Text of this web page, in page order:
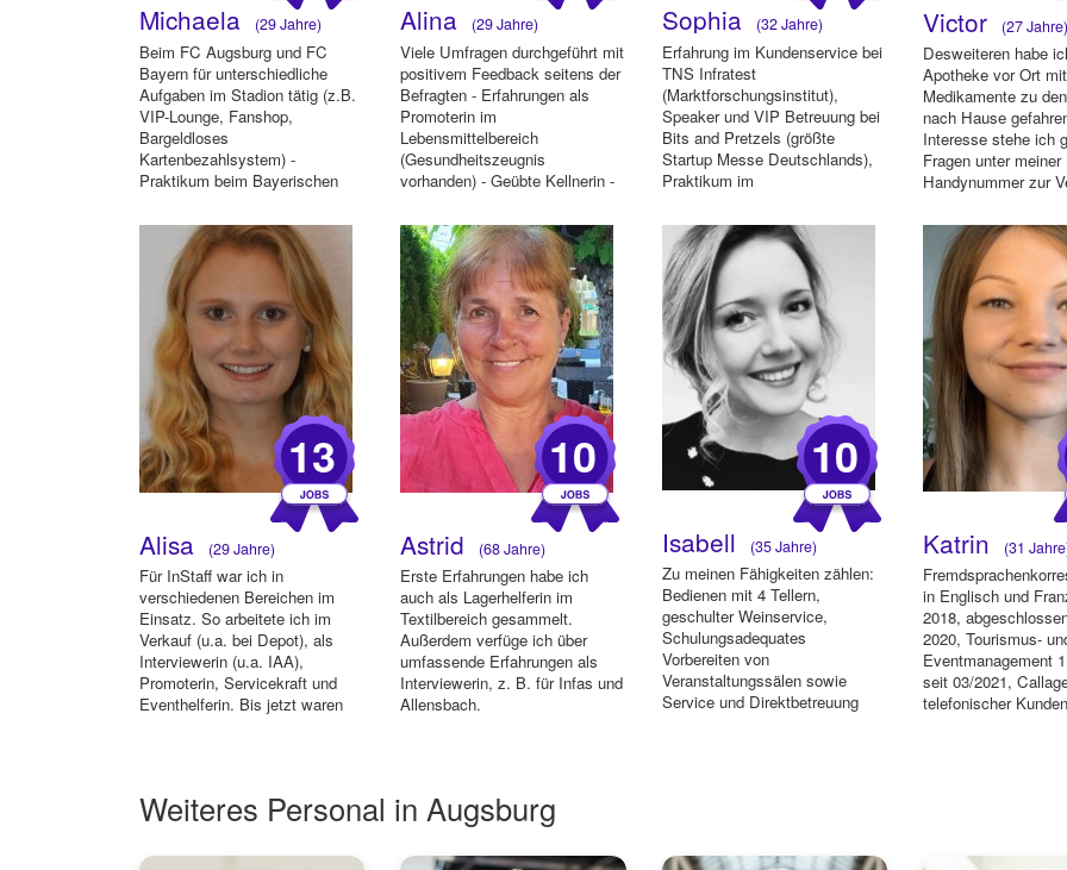
Michaela (29 Jahre)
Beim FC Augsburg und FC
Bayern für unterschiedliche
Aufgaben im Stadion tätig (z.B.
VIP-Lounge, Fanshop,
Bargeldloses
Kartenbezahlsystem) -
Praktikum beim Bayerischen
absol...
Alina (29 Jahre)
Viele Umfragen durchgeführt mit
positivem Feedback seitens der
Befragten - Erfahrungen als
Promoterin im
Lebensmittelbereich
(Gesundheitszeugnis
vorhanden) - Geübte Kellnerin -
Sophia (32 Jahre)
Erfahrung im Kundenservice bei
TNS Infratest
(Marktforschungsinstitut),
Speaker und VIP Betreuung bei
Bits and Pretzels (größte
Startup Messe Deutschlands),
Praktikum im
mymues...
Victor (27
Desweiteren habe
Apotheke vor Ort
Medikamente zu
nach Hause
Interesse stehe ich
Fragen unter meiner
Handynummer zur
13
Alisa (29 Jahre)
Für InStaff war ich in
verschiedenen Bereichen im
Einsatz. So arbeitete ich im
Verkauf (u.a. bei Depot), als
Interviewerin (u.a. IAA),
Promoterin, Servicekraft und
Eventhelferin. Bis jetzt waren
10
Astrid (68 Jahre)
Erste Erfahrungen habe ich
auch als Lagerhelferin im
Textilbereich gesammelt.
Außerdem verfüge ich über
umfassende Erfahrungen als
Interviewerin, z. B. für Infas und
Allensbach.
10
Isabell (35 Jahre)
Zu meinen Fähigkeiten zählen:
Bedienen mit 4 Tellern,
geschulter Weinservice,
Schulungsadequates
Vorbereiten von
Veranstaltungssälen sowie
Service und Direktbetreuung
Katrin (31
in Englisch und
2018,
2020, Tourismus-
Eventmanagement
seit 03/2021,
telefonischer
Weiteres Personal in Augsburg